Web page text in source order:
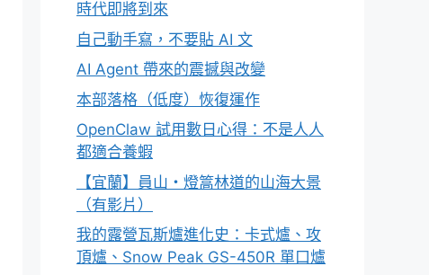
時代即將到來
自己動手寫，不要貼 AI 文
AI Agent 帶來的震撼與改變
本部落格（低度）恢復運作
OpenClaw 試用數日心得：不是人人
都適合養蝦
【宜蘭】員山・燈篙林道的山海大景
（有影片）
我的露營瓦斯爐進化史：卡式爐、攻
頂爐、Snow Peak GS-450R 單口爐